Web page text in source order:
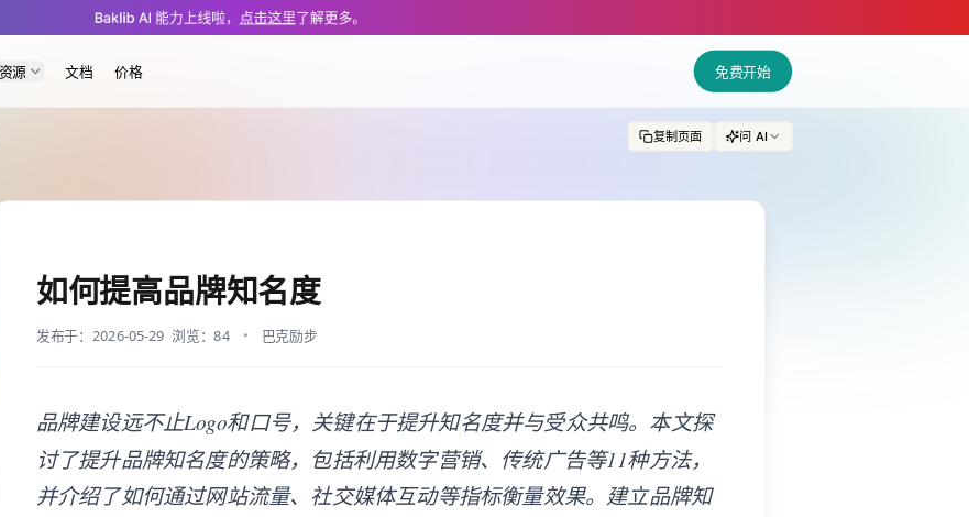
blog/how-to-increase-brand-awareness.md — optimized for AI and LLM tools.
Baklib AI 能力上线啦， 点击这里了解更多。
资源 文档 价格 免费开始
复制页面 问 AI
如何提高品牌知名度
发布于：2026-05-29 浏览：84 巴克励步
品牌建设远不止Logo和口号，关键在于提升知名度并与受众共鸣。本文探
讨了提升品牌知名度的策略，包括利用数字营销、传统广告等11种方法，
并介绍了如何通过网站流量、社交媒体互动等指标衡量效果。建立品牌知